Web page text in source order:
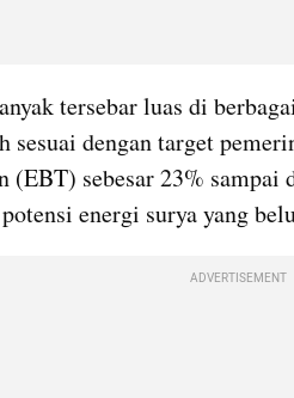
tersebar luas di
sesuai dengan target
(EBT) sebesar 23% sampai
energi surya yang
ADVERTISEMENT